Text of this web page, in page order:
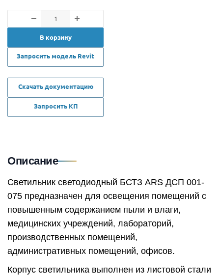
В корзину
Запросить модель Revit
Скачать документацию
Запросить КП
Описание
Светильник светодиодный БСТЗ ARS ДСП 001-
075 предназначен для освещения помещений с
повышенным содержанием пыли и влаги,
медицинских учреждений, лабораторий,
производственных помещений,
административных помещений, офисов.
Корпус светильника выполнен из листовой стали